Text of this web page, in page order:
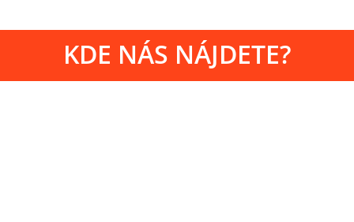
KDE NÁS NÁJDETE?